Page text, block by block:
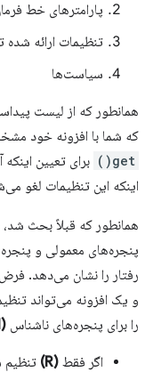
پارامترهای خط
تنظیمات ارائه شده
سیاست‌ها
همانطور که از لیست
که شما با افزونه خود
get()
برای تعیین اینکه
اینکه این تنظیمات لغو
همانطور که قبلاً بحث شد،
پنجره‌های معمولی و
رفتار را نشان می‌دهد.
و یک افزونه می‌تواند
را برای پنجره‌های ناشناس (I)
اگر فقط (R)
تنظیم